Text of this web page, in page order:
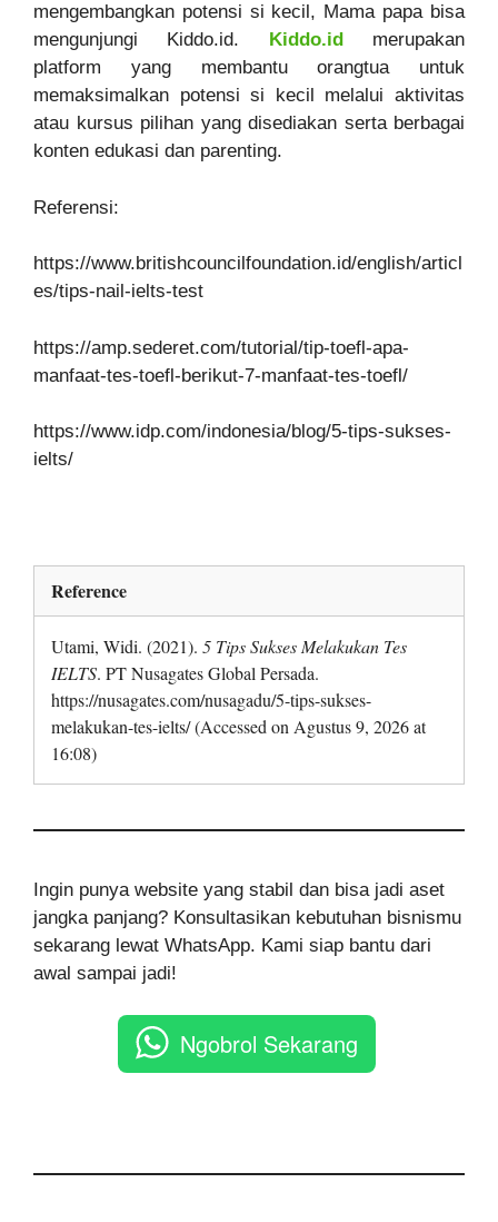
mengembangkan potensi si kecil, Mama papa bisa
mengunjungi Kiddo.id. Kiddo.id
merupakan
platform yang membantu orangtua untuk
memaksimalkan potensi si kecil melalui aktivitas
atau kursus pilihan yang disediakan serta berbagai
konten edukasi dan parenting.
Referensi:
https://www.britishcouncilfoundation.id/english/articl
es/tips-nail-ielts-test
https://amp.sederet.com/tutorial/tip-toefl-apa-
manfaat-tes-toefl-berikut-7-manfaat-tes-toefl/
https://www.idp.com/indonesia/blog/5-tips-sukses-
ielts/
Reference
Utami, Widi. (2021). 5 Tips Sukses Melakukan Tes
IELTS. PT Nusagates Global Persada.
https://nusagates.com/nusagadu/5-tips-sukses-
melakukan-tes-ielts/ (Accessed on Agustus 9, 2026 at
16:08)
Ingin punya website yang stabil dan bisa jadi aset
jangka panjang? Konsultasikan kebutuhan bisnismu
sekarang lewat WhatsApp. Kami siap bantu dari
awal sampai jadi!
Ngobrol Sekarang